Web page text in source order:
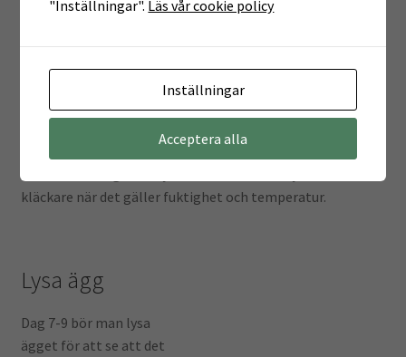
mysigt, men det är inte lika kul när hönan kliver av dag 21-
ruvhönan får lugn och ro, och att hon äter och dricker
ordentligt.
Har du ägg i kläckare och kläcker manuellt, ska de inte
vändas efter dag 18. Följ instruktionerna för just din
kläckare när det gäller fuktighet och temperatur.
Lysa ägg
Dag 7-9 bör man lysa
ägget för att se att det
"Inställningar". Läs vår cookie policy
Inställningar
Acceptera alla